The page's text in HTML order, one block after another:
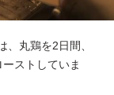
丸鶏を2日間、
ストしていま